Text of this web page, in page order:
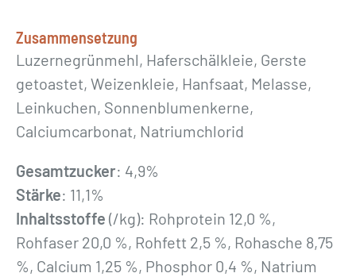
Zusammensetzung
Luzernegrünmehl, Haferschälkleie, Gerste
getoastet, Weizenkleie, Hanfsaat, Melasse,
Leinkuchen, Sonnenblumenkerne,
Calciumcarbonat, Natriumchlorid
Gesamtzucker: 4,9%
Stärke: 11,1%
Inhaltsstoffe (/kg): Rohprotein 12,0 %,
Rohfaser 20,0 %, Rohfett 2,5 %, Rohasche 8,75
%, Calcium 1,25 %, Phosphor 0,4 %, Natrium